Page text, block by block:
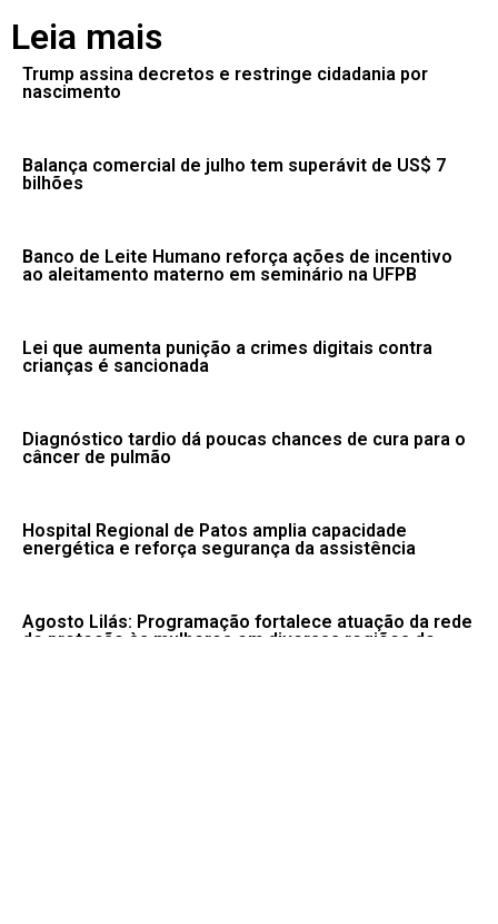
Leia mais
Trump assina decretos e restringe cidadania por
nascimento
Balança comercial de julho tem superávit de US$ 7
bilhões
Banco de Leite Humano reforça ações de incentivo
ao aleitamento materno em seminário na UFPB
Lei que aumenta punição a crimes digitais contra
crianças é sancionada
Diagnóstico tardio dá poucas chances de cura para o
câncer de pulmão
Hospital Regional de Patos amplia capacidade
energética e reforça segurança da assistência
Agosto Lilás: Programação fortalece atuação da rede
de proteção às mulheres em diversas regiões do